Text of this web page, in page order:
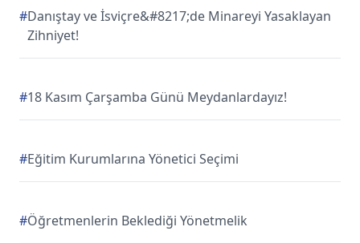
#Danıştay ve İsviçre&#8217;de Minareyi Yasaklayan
Zihniyet!
#18 Kasım Çarşamba Günü Meydanlardayız!
#Eğitim Kurumlarına Yönetici Seçimi
#Öğretmenlerin Beklediği Yönetmelik